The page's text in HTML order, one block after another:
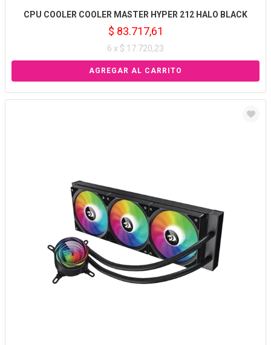
CPU COOLER COOLER MASTER HYPER 212 HALO BLACK
$ 83.717,61
6 x $ 17.720,23